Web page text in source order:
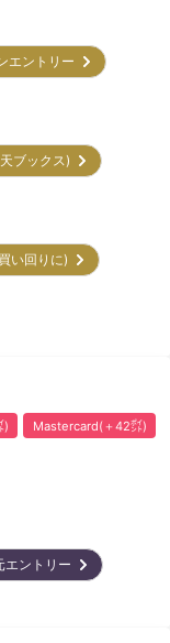
エントリー
天ブックス)
い回りに)
) Mastercard(＋42㌽)
エントリー